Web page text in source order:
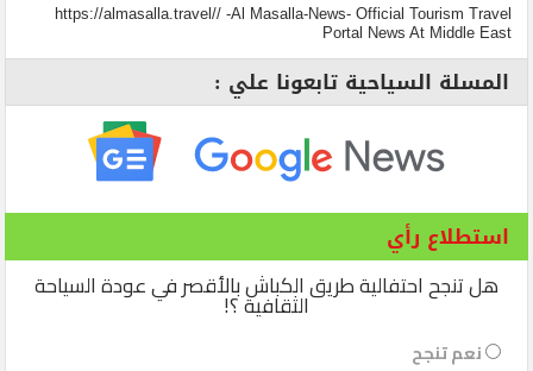
https://almasalla.travel// -Al Masalla-News- Official Tourism Travel
Portal News At Middle East
المسلة السياحية تابعونا علي :
استطلاع رأي
هل تنجح احتفالية طريق الكباش بالأقصر في عودة السياحة
الثقافية ؟!
نعم تنجح